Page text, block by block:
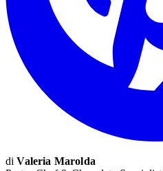
diValeria Marolda